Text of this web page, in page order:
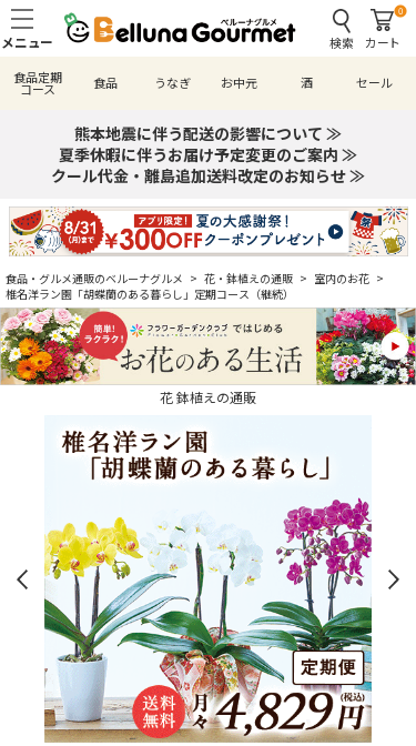
検索
0
カート
食品定期
コース 食品 うなぎ お中元 酒 セール
熊本地震に伴う配送の影響について ≫
夏季休暇に伴うお届け予定変更のご案内 ≫
クール代金・離島追加送料改定のお知らせ ≫
食品・グルメ通販のベルーナグルメ > 花・鉢植えの通販 > 室内のお花 >
椎名洋ラン園「胡蝶蘭のある暮らし」定期コース（継続）
花 鉢植えの通販